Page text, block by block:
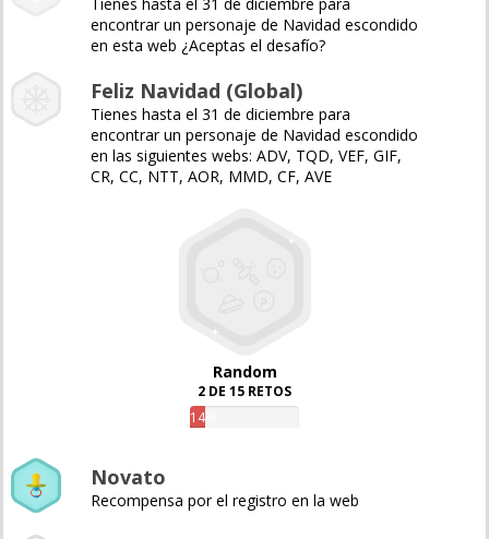
encontrar un personaje de Navidad escondido
en esta web ¿Aceptas el desafío?
Feliz Navidad (Global)
Tienes hasta el 31 de diciembre para
encontrar un personaje de Navidad escondido
en las siguientes webs: ADV, TQD, VEF, GIF,
CR, CC, NTT, AOR, MMD, CF, AVE
Random
2 DE 15 RETOS
14%
Novato
Recompensa por el registro en la web